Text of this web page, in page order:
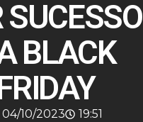
SUCESSO
BLACK
04/10/2023
19:51